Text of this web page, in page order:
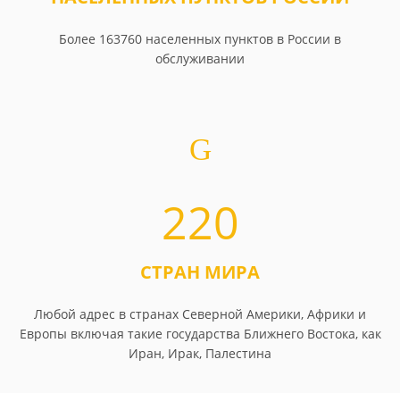
Более 163760 населенных пунктов в России в
обслуживании
220
СТРАН МИРА
Любой адрес в странах Северной Америки, Африки и
Европы включая такие государства Ближнего Востока, как
Иран, Ирак, Палестина